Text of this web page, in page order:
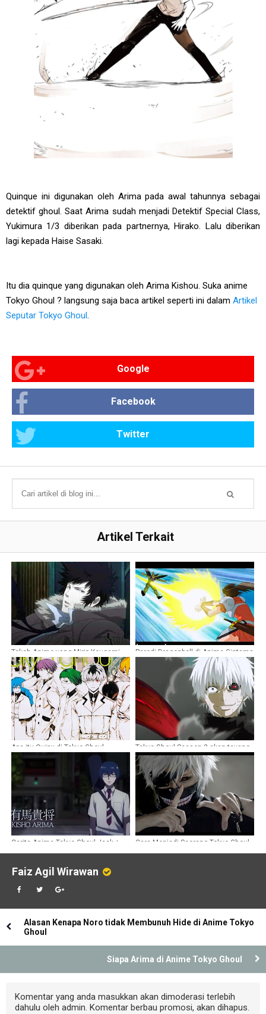
Quinque ini digunakan oleh Arima pada awal tahunnya sebagai
detektif ghoul. Saat Arima sudah menjadi Detektif Special Class,
Yukimura 1/3 diberikan pada partnernya, Hirako. Lalu diberikan
lagi kepada Haise Sasaki.
Itu dia quinque yang digunakan oleh Arima Kishou. Suka anime
Tokyo Ghoul ? langsung saja baca artikel seperti ini dalam Artikel
Seputar Tokyo Ghoul.
Google
Facebook
Twitter
Artikel Terkait
Tokoh Anime yang Mirip Kougami
Psycho Pass
Parodi Dragonball di Anime Gintama
Apa itu Quinx di Tokyo Ghoul
Tokyo Ghoul Season 2 akan tayang
12 Episode
Cerita Anime Tokyo Ghoul Jack +
Cara Menjadi Seorang Tokyo Ghoul
Faiz Agil Wirawan
Alasan Kenapa Noro tidak Membunuh Hide di Anime Tokyo
Ghoul
Siapa Arima di Anime Tokyo Ghoul
Komentar yang anda masukkan akan dimoderasi terlebih
dahulu oleh admin. Komentar berbau promosi, akan dihapus.